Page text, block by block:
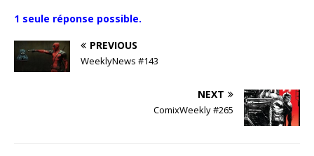
1 seule réponse possible.
PREVIOUS
WeeklyNews #143
NEXT
ComixWeekly #265